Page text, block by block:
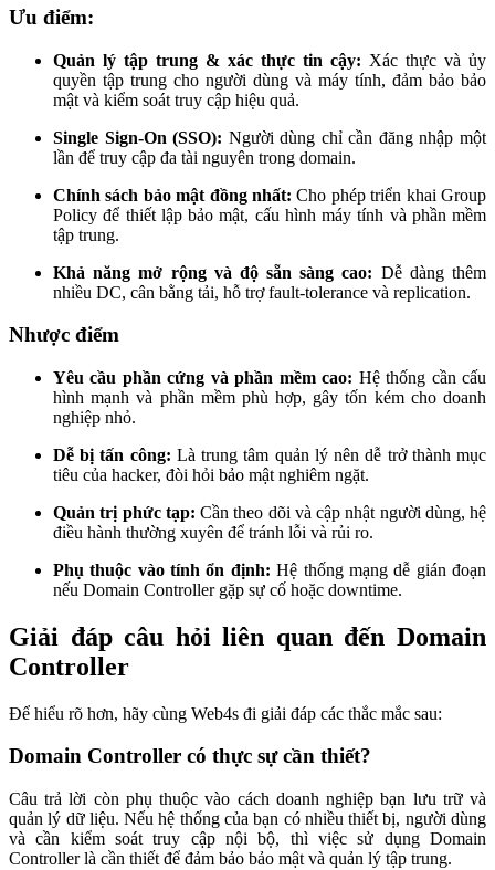
Ưu điểm:
Quản lý tập trung & xác thực tin cậy: Xác thực và ủy
quyền tập trung cho người dùng và máy tính, đảm bảo bảo
mật và kiểm soát truy cập hiệu quả.
Single Sign‑On (SSO): Người dùng chỉ cần đăng nhập một
lần để truy cập đa tài nguyên trong domain.
Chính sách bảo mật đồng nhất: Cho phép triển khai Group
Policy để thiết lập bảo mật, cấu hình máy tính và phần mềm
tập trung.
Khả năng mở rộng và độ sẵn sàng cao: Dễ dàng thêm
nhiều DC, cân bằng tải, hỗ trợ fault-tolerance và replication.
Nhược điểm
Yêu cầu phần cứng và phần mềm cao: Hệ thống cần cấu
hình mạnh và phần mềm phù hợp, gây tốn kém cho doanh
nghiệp nhỏ.
Dễ bị tấn công: Là trung tâm quản lý nên dễ trở thành mục
tiêu của hacker, đòi hỏi bảo mật nghiêm ngặt.
Quản trị phức tạp: Cần theo dõi và cập nhật người dùng, hệ
điều hành thường xuyên để tránh lỗi và rủi ro.
Phụ thuộc vào tính ổn định:Hệ thống mạng dễ gián đoạn
nếu Domain Controller gặp sự cố hoặc downtime.
Giải đáp câu hỏi liên quan đến Domain
Controller
Để hiểu rõ hơn, hãy cùng Web4s đi giải đáp các thắc mắc sau:
Domain Controller có thực sự cần thiết?
Câu trả lời còn phụ thuộc vào cách doanh nghiệp bạn lưu trữ và
quản lý dữ liệu. Nếu hệ thống của bạn có nhiều thiết bị, người dùng
và cần kiểm soát truy cập nội bộ, thì việc sử dụng Domain
Controller là cần thiết để đảm bảo bảo mật và quản lý tập trung.